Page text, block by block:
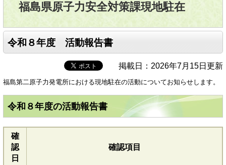
福島県原子力安全対策課現地駐在
令和８年度 活動報告書
掲載日：2026年7月15日更新
福島第二原子力発電所における現地駐在の活動についてお知らせします。
令和８年度の活動報告書
確
認
日
確認項目